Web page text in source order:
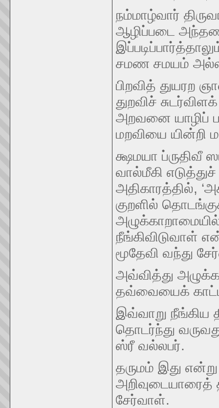
நம்மாழ்வார்
ஆழிப்படை
சமண சமயம்
பிறவித் துயரற
துறவிச்
அறவனை
மறவியை யின்றி
க்ஷமயா ப்ருதிவீ
வால்மீகி
அதிகாரத்தில்,
குறளில்
நீங்கிவிடுவாள்
மூதேவி வந்து
அவ்வித்து
தவ்வையைக்
இவ்வாறு நீங்கிய
தொடர்ந்து
ஸ்ரீ வல்லபர்.
தருமம் இது
அறிவுடையாரைத்
சேர்வாள்.